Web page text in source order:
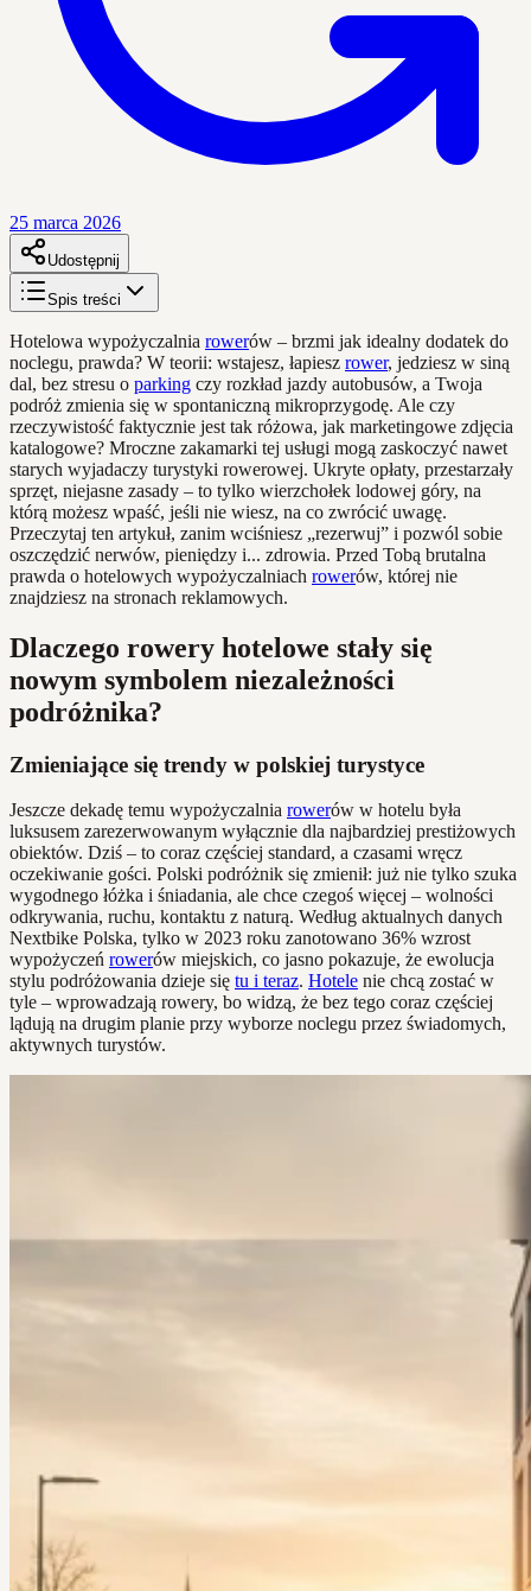
25 marca 2026
Udostępnij
Spis treści
Hotelowa wypożyczalnia rowerów – brzmi jak idealny dodatek do
noclegu, prawda? W teorii: wstajesz, łapiesz rower, jedziesz w siną
dal, bez stresu o parking czy rozkład jazdy autobusów, a Twoja
podróż zmienia się w spontaniczną mikroprzygodę. Ale czy
rzeczywistość faktycznie jest tak różowa, jak marketingowe zdjęcia
katalogowe? Mroczne zakamarki tej usługi mogą zaskoczyć nawet
starych wyjadaczy turystyki rowerowej. Ukryte opłaty, przestarzały
sprzęt, niejasne zasady – to tylko wierzchołek lodowej góry, na
którą możesz wpaść, jeśli nie wiesz, na co zwrócić uwagę.
Przeczytaj ten artykuł, zanim wciśniesz „rezerwuj” i pozwól sobie
oszczędzić nerwów, pieniędzy i... zdrowia. Przed Tobą brutalna
prawda o hotelowych wypożyczalniach rowerów, której nie
znajdziesz na stronach reklamowych.
Dlaczego rowery hotelowe stały się
nowym symbolem niezależności
podróżnika?
Zmieniające się trendy w polskiej turystyce
Jeszcze dekadę temu wypożyczalnia rowerów w hotelu była
luksusem zarezerwowanym wyłącznie dla najbardziej prestiżowych
obiektów. Dziś – to coraz częściej standard, a czasami wręcz
oczekiwanie gości. Polski podróżnik się zmienił: już nie tylko szuka
wygodnego łóżka i śniadania, ale chce czegoś więcej – wolności
odkrywania, ruchu, kontaktu z naturą. Według aktualnych danych
Nextbike Polska, tylko w 2023 roku zanotowano 36% wzrost
wypożyczeń rowerów miejskich, co jasno pokazuje, że ewolucja
stylu podróżowania dzieje się tu i teraz. Hotele nie chcą zostać w
tyle – wprowadzają rowery, bo widzą, że bez tego coraz częściej
lądują na drugim planie przy wyborze noclegu przez świadomych,
aktywnych turystów.